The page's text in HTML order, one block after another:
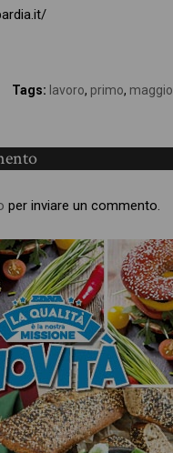
Tags: lavoro, primo, maggio
per inviare un commento.